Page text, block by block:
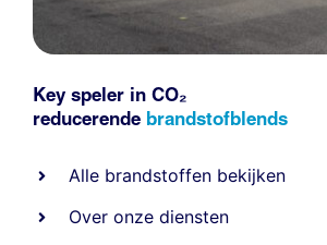
Key speler in CO₂
reducerende brandstofblends
Alle brandstoffen bekijken
Over onze diensten